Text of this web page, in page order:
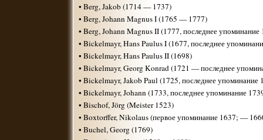
• Berg, Jakob (1714 — 1737)
• Berg, Johann Magnus I (1765 — 1777)
• Berg, Johann Magnus II (1777, последнее упоминание
• Bickelmayr, Hans Paulus I (1677, последнее
• Bickelmayr, Hans Paulus II (1698)
• Bickelmayr, Georg Konrad (1721 — последнее
• Bickelmayr, Jakob Paul (1725, последнее упоминание
• Bickelmayr, Johann (1733, последнее упоминание
• Bischof, Jörg (Meister 1523)
• Boxtorffer, Nikolaus (первое упоминание 1637; —
• Buchel, Georg (1769)